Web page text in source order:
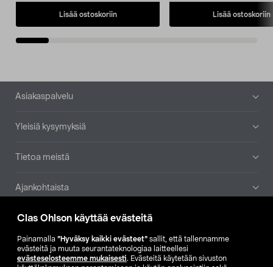
Clas Ohlson käyttää evästeitä
Painamalla ”Hyväksy kaikki evästeet” sallit, että tallennamme
evästeitä ja muuta seurantateknologiaa laitteellesi
evästeselosteemme mukaisesti. Evästeitä käytetään sivuston
Lisää ostoskoriin Lisää ostoskoriin
Alatunniste
Asiakaspalvelu
Yleisiä kysymyksiä
Tietoa meistä
Ajankohtaista
Muut yrityksemme
Etsi myymälä